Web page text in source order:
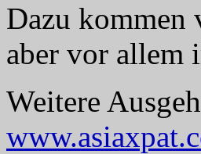
Dazu kommen
aber vor allem
Weitere